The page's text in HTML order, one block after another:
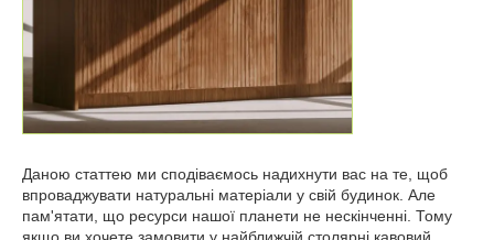
Даною статтею ми сподіваємось надихнути вас на те, щоб
впроваджувати натуральні матеріали у свій будинок. Але
пам'ятати, що ресурси нашої планети не нескінченні. Тому
якщо ви хочете замовити у найближчій столярні кавовий